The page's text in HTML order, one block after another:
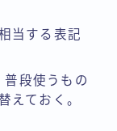
当する表記
普段使うもの
えておく。